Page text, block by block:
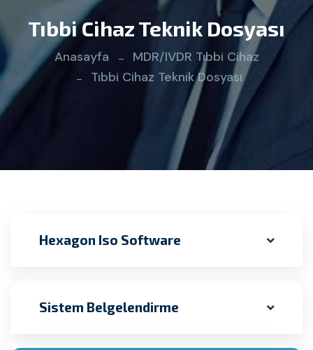
Tıbbi Cihaz Teknik Dosyası
Anasayfa
MDR/IVDR Tıbbi Cihaz
Tıbbi Cihaz Teknik Dosyası
Hexagon Iso Software
Sistem Belgelendirme